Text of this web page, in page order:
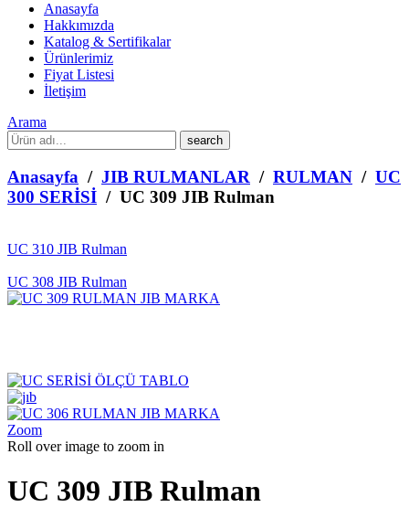
Anasayfa
Hakkımızda
Katalog & Sertifikalar
Ürünlerimiz
Fiyat Listesi
İletişim
Arama
What
are
you
looking
for?
Anasayfa / JIB RULMANLAR / RULMAN / UC
300 SERİSİ / UC 309 JIB Rulman
UC 310 JIB Rulman
UC 308 JIB Rulman
Zoom
Roll over image to zoom in
UC 309 JIB Rulman